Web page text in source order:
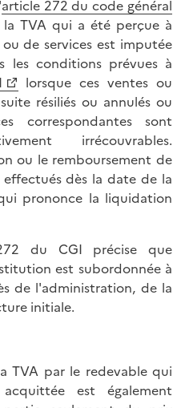
article 272 du code général
la TVA qui a été perçue à
de services est imputée
les conditions prévues à
lorsque ces ventes ou
résiliés ou annulés ou
correspondantes sont
irrécouvrables.
ou le remboursement de
dès la date de la
prononce la liquidation
du CGI précise que
est subordonnée à
de l'administration, de la
initiale.
TVA par le redevable qui
est également